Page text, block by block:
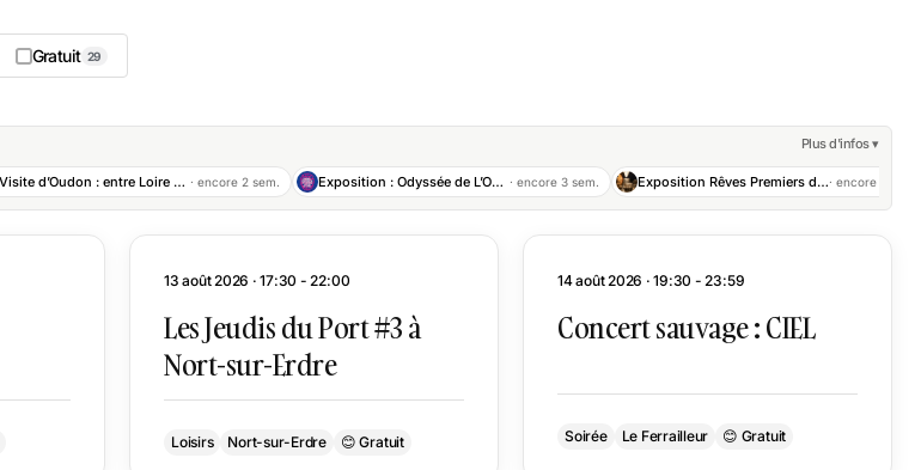
Gratuit 29
Plus d'infos▾
Visite d’Oudon : entre Loire et Histoire · encore 2 sem. Exposition : Odyssée de L’Oubli · encore 3 sem. Exposition Rêves Premiers de Justine Emard au Lieu Unique· encore 3 sem.
13 août 2026 · 17:30 - 22:00
Les Jeudis du Port #3 à
Nort-sur-Erdre
Loisirs Nort-sur-Erdre 😊 Gratuit
14 août 2026 · 19:30 - 23:59
Concert sauvage : CIEL
Soirée Le Ferrailleur 😊 Gratuit